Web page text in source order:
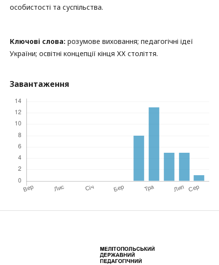
особистості та суспільства.
Ключові слова: розумове виховання; педагогічні ідеї
України; освітні концепції кінця ХХ століття.
Завантаження